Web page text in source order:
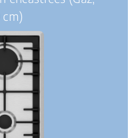
cm)